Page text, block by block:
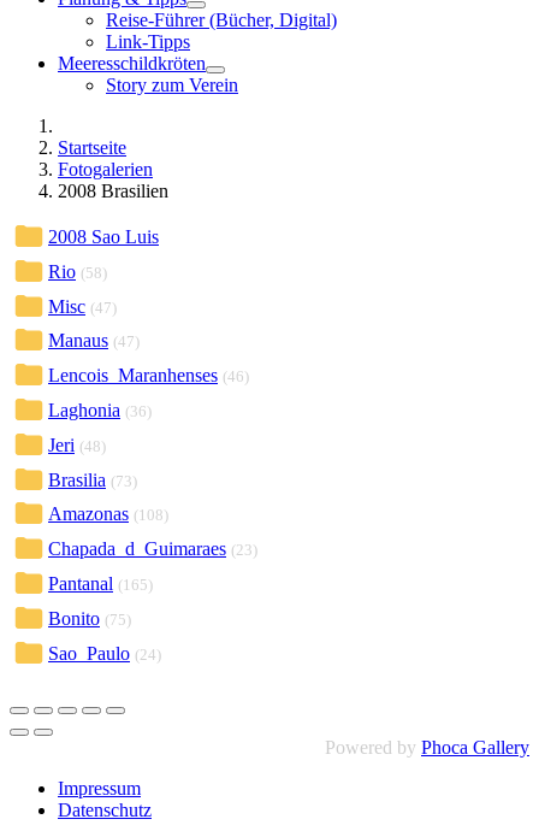
Reise-Führer (Bücher, Digital)
Link-Tipps
Meeresschildkröten
Story zum Verein
Startseite
Fotogalerien
2008 Brasilien
2008 Sao Luis
Rio (58)
Misc (47)
Manaus (47)
Lencois_Maranhenses (46)
Laghonia (36)
Jeri (48)
Brasilia (73)
Amazonas (108)
Chapada_d_Guimaraes (23)
Pantanal (165)
Bonito (75)
Sao_Paulo (24)
Powered by Phoca Gallery
Impressum
Datenschutz